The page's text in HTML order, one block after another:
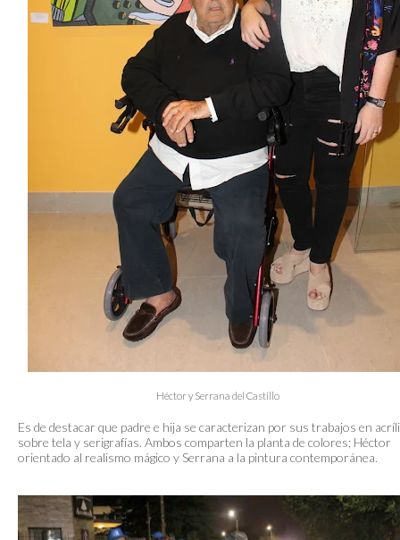
Héctor y Serrana del Castillo
Es de destacar que padre e hija se caracterizan por sus trabajos en
sobre tela y serigrafías. Ambos comparten la planta de colores; Héctor
orientado al realismo mágico y Serrana a la pintura contemporánea.